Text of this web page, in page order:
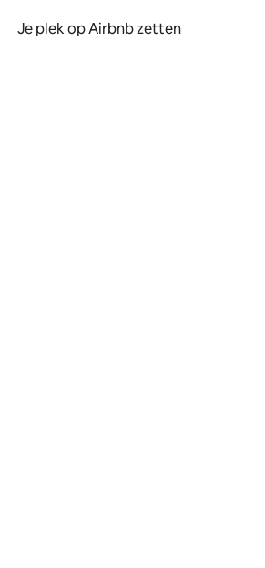
Je plek op Airbnb zetten